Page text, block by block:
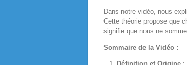
Dans notre vidéo, nous
Cette théorie propose que
signifie que nous ne
Sommaire de la Vidéo :